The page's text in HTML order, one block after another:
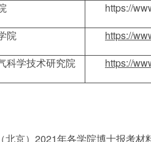
https://
院 https://
科学技术研究院 https://
北京）2021年各学院博士报考材